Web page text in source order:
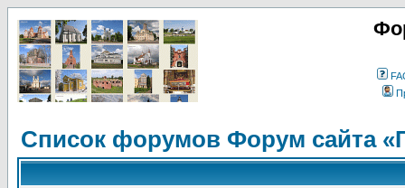
Список форумов Форум сайта